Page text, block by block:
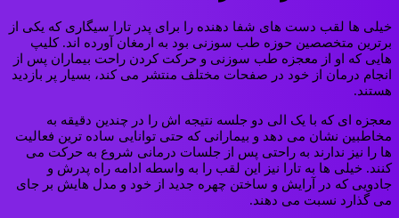
خیلی ها لقب دست های شفا دهنده را برای پدر تارا سیگاری که یکی از
برترین متخصصین حوزه طب سوزنی بود به ارمغان آورده اند. کلیپ
هایی که او از معجزه طب سوزنی و حرکت کردن راحت بیماران پس از
انجام درمان از خود در صفحات مختلف منتشر می کند، بسیار پر بازدید
هستند.
معجزه ای که با یک الی دو جلسه نتیجه اش را در چندین دقیقه به
مخاطبین نشان می دهد و بیمارانی که حتی توانایی ساده ترین فعالیت
ها را نیز ندارند به راحتی پس از جلسات درمانی شروع به حرکت می
کنند. خیلی ها به تارا نیز این لقب را به واسطه ادامه راه پدرش و
جادویی که در آرایش و ساختن چهره جدید از خود و مدل هایش بر جای
می گذارد نسبت می دهند.